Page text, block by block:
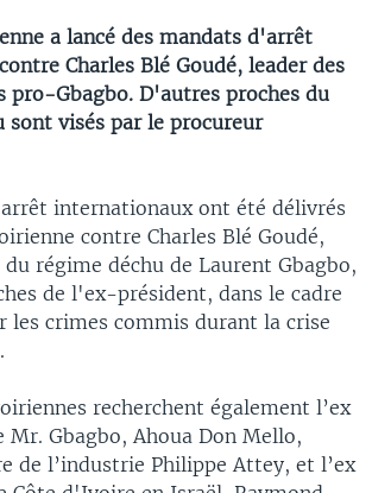
a lancé des mandats d'arrêt
Charles Blé Goudé, leader des
pro-Gbagbo. D'autres proches du
sont visés par le procureur
internationaux ont été délivrés
contre Charles Blé Goudé,
régime déchu de Laurent Gbagbo,
de l'ex-président, dans le cadre
les crimes commis durant la crise
recherchent également l’ex
Gbagbo, Ahoua Don Mello,
de l’industrie Philippe Attey, et l’ex